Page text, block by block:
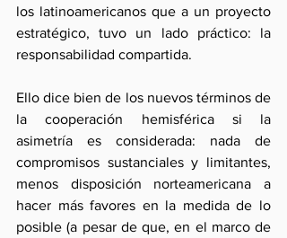
los latinoamericanos que a un proyecto
estratégico, tuvo un lado práctico: la
responsabilidad compartida.
Ello dice bien de los nuevos términos de
la cooperación hemisférica si la
asimetría es considerada: nada de
compromisos sustanciales y limitantes,
menos disposición norteamericana a
hacer más favores en la medida de lo
posible (a pesar de que, en el marco de